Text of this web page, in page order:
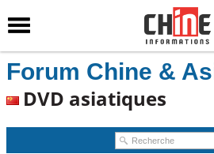
Forum Chine &
DVD asiatiques